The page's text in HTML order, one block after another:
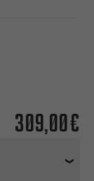
309,00€